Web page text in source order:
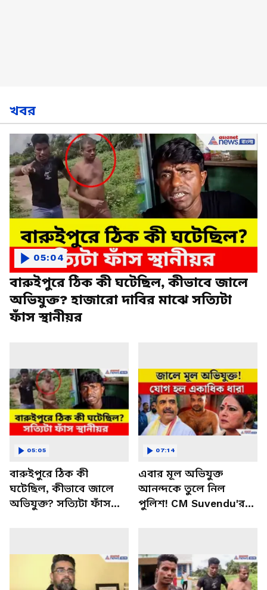
খবর
বারুইপুরে ঠিক কী ঘটেছিল, কীভাবে জালে
অভিযুক্ত? হাজারো দাবির মাঝে সত্যিটা
ফাঁস স্থানীয়র
05:04
বারুইপুরে ঠিক কী
ঘটেছিল, কীভাবে জালে
অভিযুক্ত? সত্যিটা ফাঁস
05:05
এবার মূল অভিযুক্ত
আনন্দকে তুলে নিল
পুলিশ! CM Suvendu'র
07:14